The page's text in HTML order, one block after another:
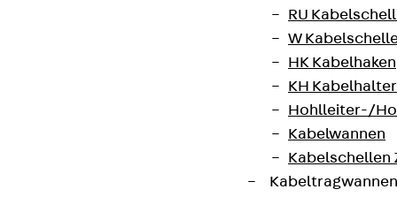
RU
W
HK Kabelhaken
KH Kabelhalter
Hohlleiter-/
Kabelwannen
Kabelschellen